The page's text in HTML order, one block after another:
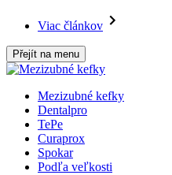
Viac článkov
Přejít na menu
Mezizubné kefky
Dentalpro
TePe
Curaprox
Spokar
Podľa veľkosti